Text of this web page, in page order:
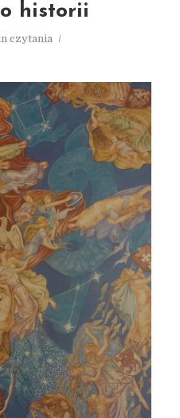
historii
czytania